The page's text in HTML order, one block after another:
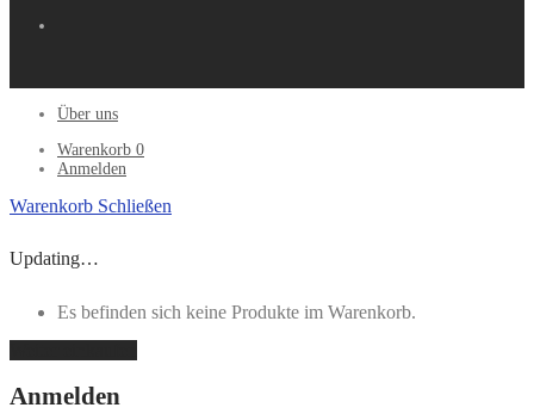
Über uns
Warenkorb 0
Anmelden
Warenkorb Schließen
Updating…
Es befinden sich keine Produkte im Warenkorb.
Anmelden